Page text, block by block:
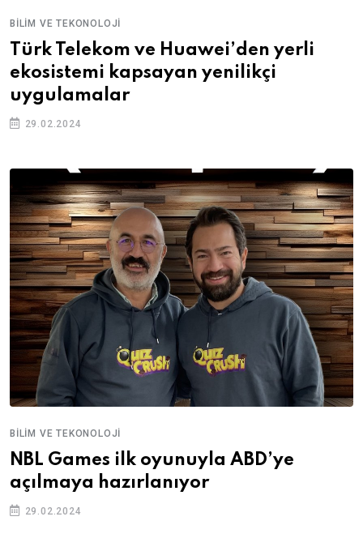
BILIM VE TEKONOLOJI
Türk Telekom ve Huawei’den yerli
ekosistemi kapsayan yenilikçi
uygulamalar
29.02.2024
BILIM VE TEKONOLOJI
NBL Games ilk oyunuyla ABD’ye
açılmaya hazırlanıyor
29.02.2024